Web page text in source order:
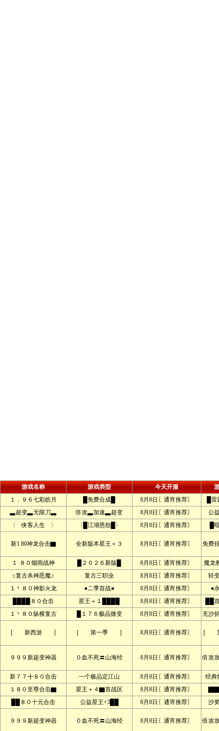
游戏名称 游戏类型 今天开服
１．９６七彩皓月
█免费合成█ 8月8日〖通宵推荐〗
█
▃超变▃无限刀▃
倍攻▃加速▃超变 8月8日〖通宵推荐〗
公
〈 侠客人生 〉
〈█江湖恩怨█〉 8月8日〖通宵推荐〗 █
新1.80神龙合击▇ 全新版本星王＋３ 8月8日〖通宵推荐〗 免费
１·８０烟雨战神 █２０２６新版█ 8月8日〖通宵推荐〗
魔龙
≤复古杀神恶魔≥
复古三职业 8月8日〖通宵推荐〗
轻
１丶８０神影火龙
●二季首战● 8月8日〖通宵推荐〗
●
████８０合击
星王＋１████ 8月8日〖通宵推荐〗
██
１丶８０纵横复古
█１７６极品微变 8月8日〖通宵推荐〗 无沙
[ 新西游 ] [ 第一季 ] 8月8日〖通宵推荐〗 [
９９９新超变神器 ０血不死〓山海经 8月8日〖通宵推荐〗 倍攻
新７７╋８０合击 一个极品定江山 8月8日〖通宵推荐〗
经
１８０至尊合击▇
星王＋４▇首战区 8月8日〖通宵推荐〗
██８０十元合击
公益星王+3██ 8月8日〖通宵推荐〗 沙
９９９新超变神器 ０血不死〓山海经 8月8日〖通宵推荐〗 倍攻